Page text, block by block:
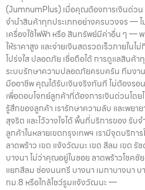
(JumnumPlus) เมื่อคุณต้องการเงินด่วน
จำนำสินค้าทุกประเภทอย่างครบวงจร —
เครื่องใช้ไฟฟ้า หรือ สินทรัพย์มีค่าอื่น ๆ —
ให้ราคาสูง และจ่ายเงินสดรวดเร็วภายในไ
โปร่งใส ปลอดภัย เชื่อถือได้ การดูแลสินค้
ระบบรักษาความปลอดภัยครบครัน ทีมงา
มืออาชีพ คุณได้รับเงินจริงทันที ไม่ต้องรอ
เพื่อตอบโจทย์ลูกค้าที่ต้องการเงินด่วนโดย
รู้สึกของลูกค้า เรารักษาความลับ และพยา
สุจริต และไว้วางใจได้ พื้นที่บริการของ รั
ลูกค้าในหลายเขตกรุงเทพฯ เรามีจุดบริก
ลาดพร้าว เขต แจ้งวัฒนะ เขต สีลม เขต รั
บางนา ไม่ว่าคุณอยู่ในซอย ลาดพร้าวโชคชั
แยกสีลม ช่องนนทรี บางนา เมกาบางนา
กม.8 หรือใกล้โชว์รูมแจ้งวัฒนะ —